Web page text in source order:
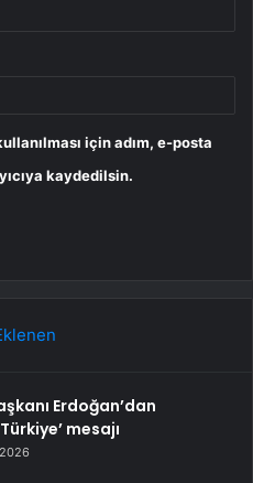
için adım, e-posta
kaydedilsin.
Erdoğan’dan
mesajı